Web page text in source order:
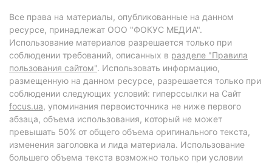
Все права на материалы, опубликованные на данном
ресурсе, принадлежат ООО "ФОКУС МЕДИА".
Использование материалов разрешается только при
соблюдении требований, описанных в разделе "Правила
пользования сайтом". Использовать информацию,
размещенную на данном ресурсе, разрешается только при
соблюдении следующих условий: гиперссылки на Сайт
focus.ua, упоминания первоисточника не ниже первого
абзаца, объема использования, который не может
превышать 50% от общего объема оригинального текста,
изменения заголовка и лида материала. Использование
большего объема текста возможно только при условии